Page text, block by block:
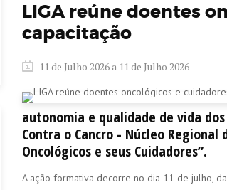
LIGA reúne doentes
capacitação
11 de Julho 2026 a 11 de Julho 2026
autonomia e qualidade de vida
Contra o Cancro - Núcleo Regional
Oncológicos e seus Cuidadores”.
A ação formativa decorre no dia 11 de julho,